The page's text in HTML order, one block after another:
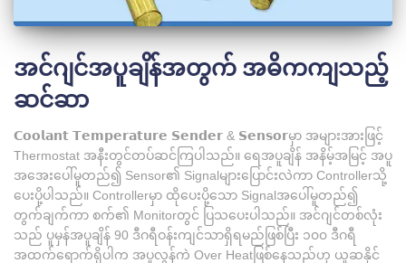
အင်ဂျင်အပူချိန်အတွက် အဓိကကျသည့်
ဆင်ဆာ
𝗖𝗼𝗼𝗹𝗮𝗻𝘁 𝗧𝗲𝗺𝗽𝗲𝗿𝗮𝘁𝘂𝗿𝗲 𝗦𝗲𝗻𝗱𝗲𝗿 & 𝗦𝗲𝗻𝘀𝗼𝗿မှာ အများအားဖြင့်
Thermostat အနီးတွင်တပ်ဆင်ကြပါသည်။ ရေအပူချိန် အနိမ့်အမြင့် အပူ
အအေးပေါ်မူတည်၍ Sensor၏ Signalများပြောင်းလဲကာ Controllerသို့
ပေးပို့ပါသည်။ Controllerမှာ ထိုပေးပို့သော Signalအ‌ပေါ်မူတည်၍
တွက်ချက်ကာ စက်၏ Monitorတွင် ပြသပေးပါသည်။ အင်ဂျင်တစ်လုံး
သည် ပူမှန်အပူချိန် 90 ဒီဂရီဝန်းကျင်သာရှိရမည်ဖြစ်ပြီး ၁၀၀ ဒီဂရီ
အထက်ရောက်ရှိပါက အပူလွန်ကဲ Over Heatဖြစ်နေသည်ဟု ယူဆနိုင်